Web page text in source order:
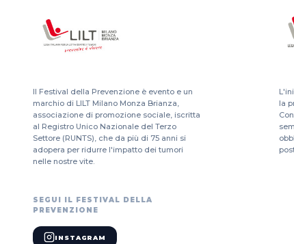
Il Festival della Prevenzione è evento e un
marchio di LILT Milano Monza Brianza,
associazione di promozione sociale, iscritta
al Registro Unico Nazionale del Terzo
Settore (RUNTS), che da più di 75 anni si
adopera per ridurre l'impatto dei tumori
nelle nostre vite.
SEGUI IL FESTIVAL DELLA
PREVENZIONE
INSTAGRAM
la